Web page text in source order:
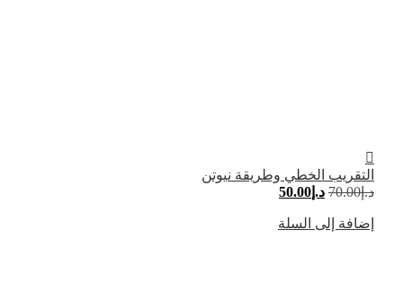
التقريب الخطي وطريقة نيوتن
70.00 د.إ 50.00
إضافة إلى السلة